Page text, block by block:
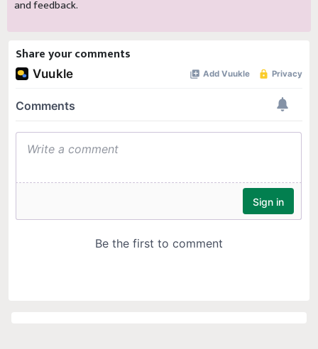
and feedback.
Share your comments